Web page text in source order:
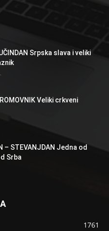
Srpska slava i veliki
Veliki crkveni
– STEVANJDAN Jedna od
Srba
1761